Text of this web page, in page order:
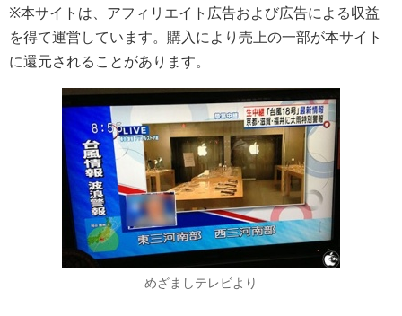
※本サイトは、アフィリエイト広告および広告による収益
を得て運営しています。購入により売上の一部が本サイト
に還元されることがあります。
めざましテレビより